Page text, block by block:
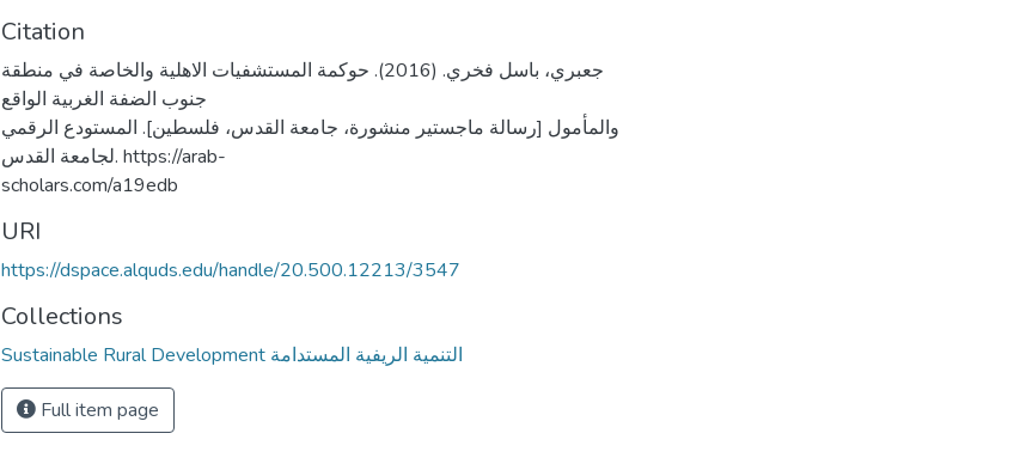
Citation
جعبري، باسل فخري. (2016). حوكمة المستشفيات الاهلية والخاصة في منطقة
جنوب الضفة الغربية الواقع
والمأمول [رسالة ماجستير منشورة، جامعة القدس، فلسطين]. المستودع الرقمي
لجامعة القدس. https://arab-
scholars.com/a19edb
URI
https://dspace.alquds.edu/handle/20.500.12213/3547
Collections
Sustainable Rural Development التنمية الريفية المستدامة
Full item page